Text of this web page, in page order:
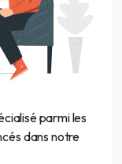
parmi les
dans notre